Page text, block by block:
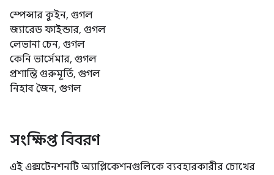
স্পেন্সার কুইন, গুগল
জ্যারেড ফাইন্ডার, গুগল
লেভানা চেন, গুগল
কেনি ভার্সেমার, গুগল
প্রশান্তি গুরুমূর্তি, গুগল
নিহাব জৈন, গুগল
সংক্ষিপ্ত বিবরণ
এই এক্সটেনশনটি অ্যাপ্লিকেশনগুলিকে ব্যবহারকারীর চোখের